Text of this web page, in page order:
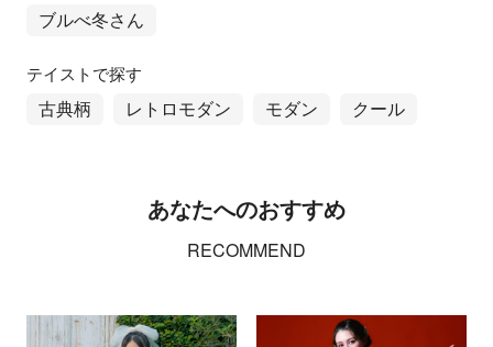
ブルべ冬さん
テイストで探す
古典柄 レトロモダン モダン クール
あなたへのおすすめ
RECOMMEND